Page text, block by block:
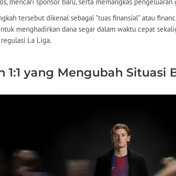
tersebut dikenal sebagai "tuas finansial" atau
menghadirkan dana segar dalam waktu cepat
La Liga.
1:1 yang Mengubah Situasi